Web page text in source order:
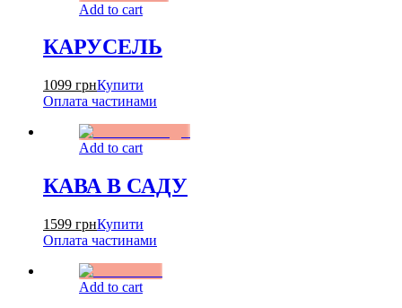
Add to cart
КАРУСЕЛЬ
1099 грнКупити
Оплата частинами
Add to cart
КАВА В САДУ
1599 грнКупити
Оплата частинами
Add to cart